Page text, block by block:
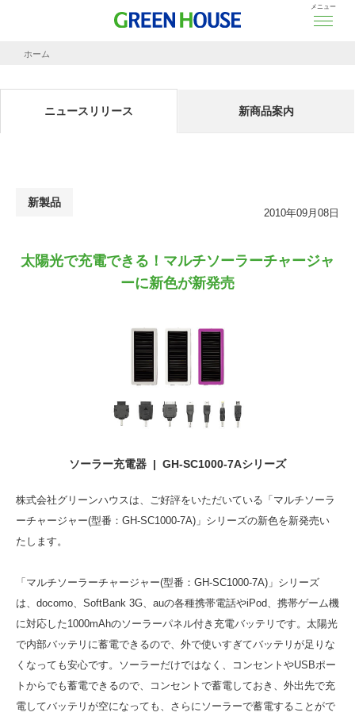
メニュー
ホーム
ニュースリリース 新商品案内
新製品
2010年09月08日
太陽光で充電できる！マルチソーラーチャージャ
ーに新色が新発売
ソーラー充電器 | GH-SC1000-7Aシリーズ
株式会社グリーンハウスは、ご好評をいただいている「マルチソーラ
ーチャージャー(型番：GH-SC1000-7A)」シリーズの新色を新発売い
たします。
「マルチソーラーチャージャー(型番：GH-SC1000-7A)」シリーズ
は、docomo、SoftBank 3G、auの各種携帯電話やiPod、携帯ゲーム機
に対応した1000mAhのソーラーパネル付き充電バッテリです。太陽光
で内部バッテリに蓄電できるので、外で使いすぎてバッテリが足りな
くなっても安心です。ソーラーだけではなく、コンセントやUSBポー
トからでも蓄電できるので、コンセントで蓄電しておき、外出先で充
電してバッテリが空になっても、さらにソーラーで蓄電することがで